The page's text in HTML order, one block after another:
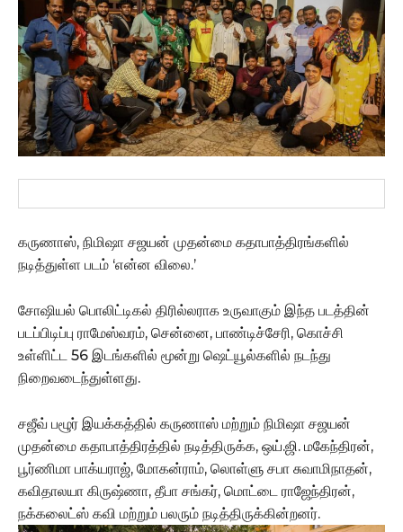
கருணாஸ், நிமிஷா சஜயன் முதன்மை கதாபாத்திரங்களில்
நடித்துள்ள படம் ‘என்ன விலை.’
சோஷியல் பொலிட்டிகல் திரில்லராக உருவாகும் இந்த படத்தின்
படப்பிடிப்பு ராமேஸ்வரம், சென்னை, பாண்டிச்சேரி, கொச்சி
உள்ளிட்ட 56 இடங்களில் மூன்று ஷெட்யூல்களில் நடந்து
நிறைவடைந்துள்ளது.
சஜீவ் பழூர் இயக்கத்தில் கருணாஸ் மற்றும் நிமிஷா சஜயன்
முதன்மை கதாபாத்திரத்தில் நடித்திருக்க, ஒய்.ஜி. மகேந்திரன்,
பூர்ணிமா பாக்யராஜ், மோகன்ராம், லொள்ளு சபா சுவாமிநாதன்,
கவிதாலயா கிருஷ்ணா, தீபா சங்கர், மொட்டை ராஜேந்திரன்,
நக்கலைட்ஸ் கவி மற்றும் பலரும் நடித்திருக்கின்றனர்.